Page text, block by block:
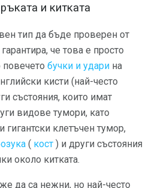
и китката
тип да бъде проверен от
че това е просто
повечето бучки и удари на
кисти (най-често
състояния, които имат
видове тумори, като
клетъчен тумор,
( кост ) и други състояния
около китката.
да са нежни, но най-често